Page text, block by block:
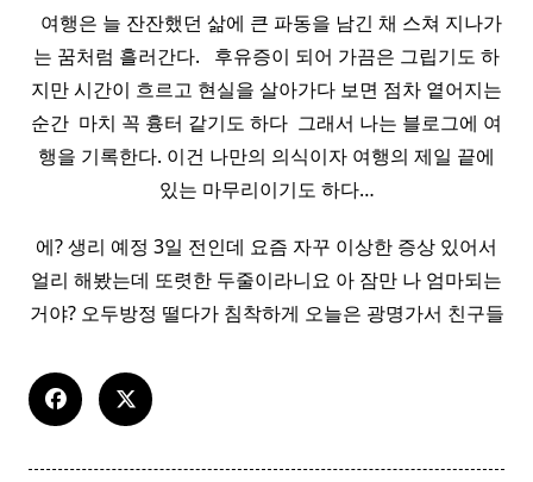
​ ​ 여행은 늘 잔잔했던 삶에 큰 파동을 남긴 채 스쳐 지나가
는 꿈처럼 흘러간다. ​ ​ 후유증이 되어 가끔은 그립기도 하
지만 시간이 흐르고 현실을 살아가다 보면 점차 옅어지는
순간 ​ 마치 꼭 흉터 같기도 하다 ​ 그래서 나는 블로그에 여
행을 기록한다. 이건 나만의 의식이자 여행의 제일 끝에
있는 마무리이기도 하다…
에? 생리 예정 3일 전인데 요즘 자꾸 이상한 증상 있어서
얼리 해봤는데 또렷한 두줄이라니요 아 잠만 나 엄마되는
거야? 오두방정 떨다가 침착하게 오늘은 광명가서 친구들